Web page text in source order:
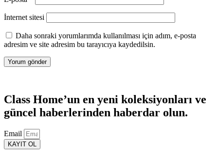
İnternet sitesi
Daha sonraki yorumlarımda kullanılması için adım, e-posta
adresim ve site adresim bu tarayıcıya kaydedilsin.
Class Home’un en yeni koleksiyonları ve
güncel haberlerinden haberdar olun.
Email
KAYIT OL